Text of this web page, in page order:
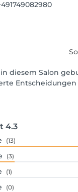
diesem Salon
4.3
(13)
(3)
(1)
(0)